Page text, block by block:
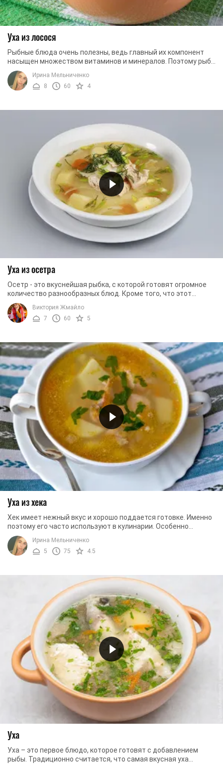
Уха из лосося
Рыбные блюда очень полезны, ведь главный их компонент
насыщен множеством витаминов и минералов. Поэтому рыбу
важно регулярно употреблять в пищу. ...
Ирина Мельниченко
8
60 4
Уха из осетра
Осетр - это вкуснейшая рыбка, с которой готовят огромное
количество разнообразных блюд. Кроме того, что этот
продукт вкусный и ароматный, он еще и ...
Виктория Жмайло
7
60 5
Уха из хека
Хек имеет нежный вкус и хорошо поддается готовке. Именно
поэтому его часто используют в кулинарии. Особенно
вкусной получается уха из хека. В супе ...
Ирина Мельниченко
5
75 4.5
Уха
Уха – это первое блюдо, которое готовят с добавлением
рыбы. Традиционно считается, что самая вкусная уха